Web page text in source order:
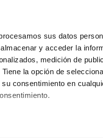
sus datos
y acceder la
medición de
la opción de
consentimiento en
Ubicacion Madrid